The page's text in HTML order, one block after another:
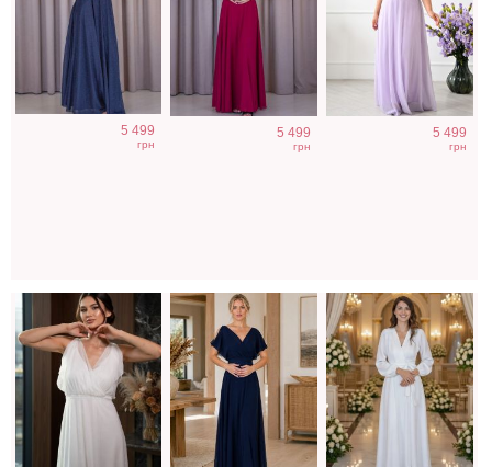
5 499
грн
5 499
грн
5 499
грн
Вечернее белое
платье в пол на
короткий рукав c
Вечернее
шифоновое
синее платье в
Длинное белое
вечернее платье
на запах для